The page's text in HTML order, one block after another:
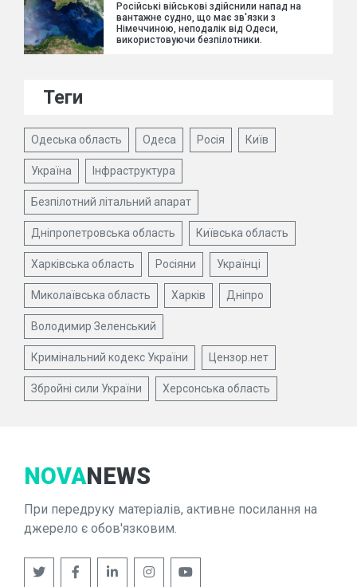
Російські військові здійснили напад на
вантажне судно, що має зв'язки з
Німеччиною, неподалік від Одеси,
використовуючи безпілотники.
Теги
Одеська область Одеса Росія Київ
Україна Інфраструктура
Безпілотний літальний апарат
Дніпропетровська область Київська область
Харківська область Росіяни Українці
Миколаївська область Харків Дніпро
Володимир Зеленський
Кримінальний кодекс України Цензор.нет
Збройні сили України Херсонська область
NOVANEWS
При передруку матеріалів, активне посилання на
джерело є обов'язковим.